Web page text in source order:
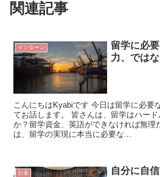
関連記事
インターン
留学に必
力、では
こんにちはKyabiです 今日は留学に必要
てお話します。 皆さんは、留学はハー
か？留学資金、英語ができなければ無理
は、留学の実現に本当に必要な...
お金 自分に自